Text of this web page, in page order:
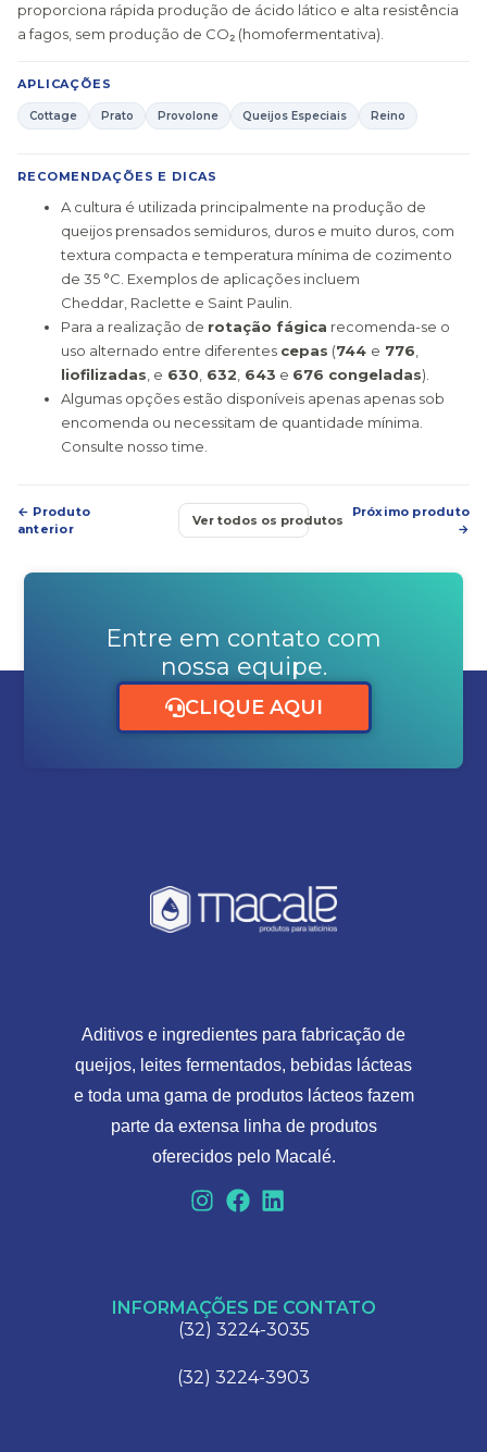
proporciona rápida produção de ácido lático e alta resistência
a fagos, sem produção de CO₂ (homofermentativa).
APLICAÇÕES
Cottage Prato Provolone Queijos Especiais Reino
RECOMENDAÇÕES E DICAS
A cultura é utilizada principalmente na produção de
queijos prensados semiduros, duros e muito duros, com
textura compacta e temperatura mínima de cozimento
de 35 °C. Exemplos de aplicações incluem
Cheddar, Raclette e Saint Paulin.
Para a realização de rotação fágica recomenda-se o
uso alternado entre diferentes cepas (744 e 776
liofilizadas , e 630 632 643 e 676 congeladas).
Algumas opções estão disponíveis apenas apenas sob
encomenda ou necessitam de quantidade mínima.
Consulte nosso time.
← Produto
anterior
Ver todos os produtos
Próximo produto
→
Entre em contato com
nossa equipe.
CLIQUE AQUI
Aditivos e ingredientes para fabricação de
queijos, leites fermentados, bebidas lácteas
e toda uma gama de produtos lácteos fazem
parte da extensa linha de produtos
oferecidos pelo Macalé.
INFORMAÇÕES DE CONTATO
(32) 3224-3035
(32) 3224-3903